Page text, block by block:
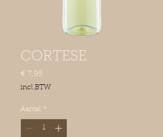
CORTESE
€ 7,95
incl.BTW
Aantal *